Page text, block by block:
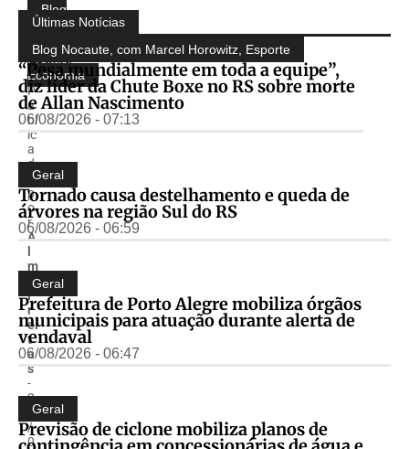
Compartilhe:
Blog
do
Almir
Freitas,
Economia
P
u
bl
ic
a
d
o
p
o
r
A
l
m
ir
F
r
ei
t
a
s
-
2
7
/
0
Últimas Notícias
Blog Nocaute, com Marcel Horowitz Esporte
“Pesa mundialmente em toda a equipe”,
diz líder da Chute Boxe no RS sobre morte
de Allan Nascimento
06/08/2026 - 07:13
Geral
Tornado causa destelhamento e queda de
árvores na região Sul do RS
06/08/2026 - 06:59
Geral
Prefeitura de Porto Alegre mobiliza órgãos
municipais para atuação durante alerta de
vendaval
06/08/2026 - 06:47
Geral
Previsão de ciclone mobiliza planos de